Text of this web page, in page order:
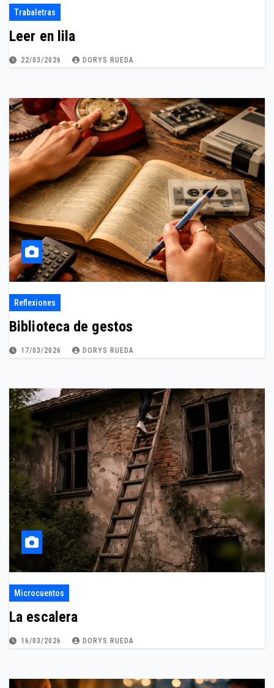
Trabaletras
Leer en lila
22/03/2026 DORYS RUEDA
Reflexiones
Biblioteca de gestos
17/03/2026 DORYS RUEDA
Microcuentos
La escalera
16/03/2026 DORYS RUEDA